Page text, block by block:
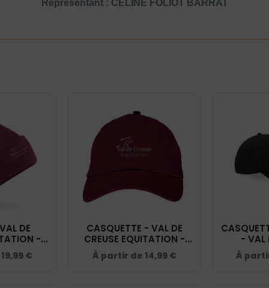
Représentant : CELINE FOLIOT BARRAT
DE
-
BF045
19,99 €
CASQUETTE - VAL DE
CREUSE EQUITATION -
BORDEAUX - BF015
À partir de 14,99 €
- VAL
À